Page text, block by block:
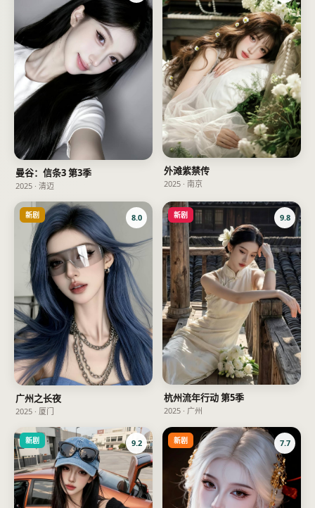
曼谷：信条3 第3季
2025 · 清迈
外滩紫禁传
2025 · 南京
新剧 8.0
广州之长夜
2025 · 厦门
新剧 9.8
杭州流年行动 第5季
2025 · 广州
新剧 9.2 新剧 7.7